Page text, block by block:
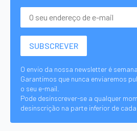
O envio da nossa newsletter é
Garantimos que nunca enviaremos
o seu e-mail.
Pode desinscrever-se a qualquer
desinscrição na parte inferior de